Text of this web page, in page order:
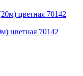
цветная 70142